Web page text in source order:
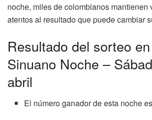
noche, miles de colombianos mantienen
atentos al resultado que puede cambiar
Resultado del sorteo
Sinuano Noche –
abril
El número ganador de esta noche